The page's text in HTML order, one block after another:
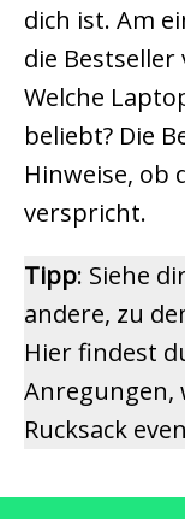
dich ist. Am
die
Welche
beliebt? Die
Hinweise, ob
verspricht.
Tipp: Siehe
andere, zu
Hier findest
Anregungen,
Rucksack